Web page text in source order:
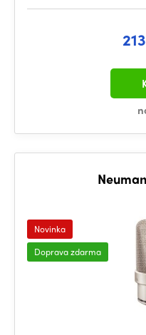
Novinka
Doprava zdarma